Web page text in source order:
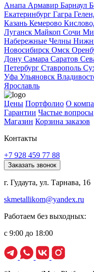
Анапа Армавир Барнаул
Екатеринбург Гагра
Казань Кемерово
Луганск Майкоп Сочи
Набережные Челны
Новосибирск Омск
Дону Самара Саратов
Петербург Ставрополь
Уфа Ульяновск
Ярославль
Цены Портфолио О
Гарантии Частые вопросы
Магазин Корзина заказов
Контакты
+7 928 459 77 88
Заказать звонок
г. Гудаута, ул. Тарнава, 16
skmetallikom@yandex.ru
Работаем без выходных:
с 9:00 до 18:00